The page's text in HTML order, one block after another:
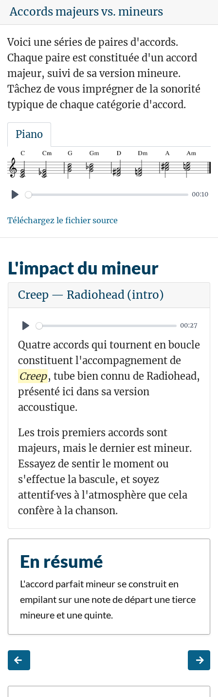
Accords majeurs vs. mineurs
Voici une séries de paires d'accords.
Chaque paire est constituée d'un accord
majeur, suivi de sa version mineure.
Tâchez de vous imprégner de la sonorité
typique de chaque catégorie d'accord.
Piano
l
a
00:10
Téléchargez le fichier source
L'impact du mineur
Creep — Radiohead (intro)
l
a
y
00:27
Quatre accords qui tournent en boucle
constituent l'accompagnement de
Creep, tube bien connu de Radiohead,
présenté ici dans sa version
accoustique.
Les trois premiers accords sont
majeurs, mais le dernier est mineur.
Essayez de sentir le moment ou
s'effectue la bascule, et soyez
attentif·ves à l'atmosphère que cela
confère à la chanson.
En résumé
L'accord parfait mineur se construit en
empilant sur une note de départ une tierce
mineure et une quinte.